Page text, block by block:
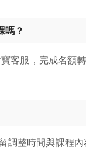
嗎？
客服，完成名額
整時間與課程內